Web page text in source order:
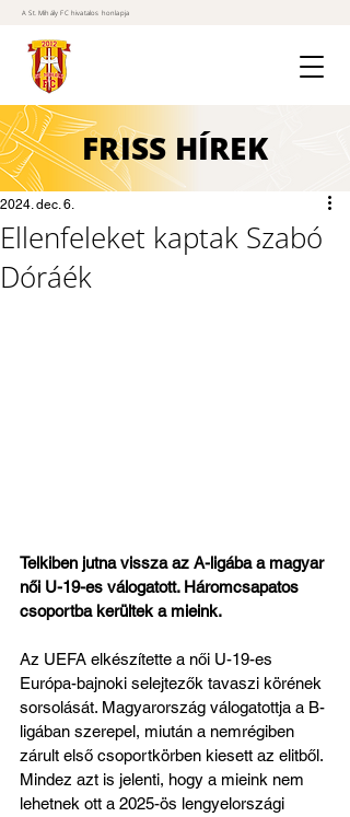
A St. Mihály FC hivatalos honlapja
FRISS HÍREK
Ellenfeleket kaptak Szabó
Dóráék
2024. dec. 6.
Telkiben jutna vissza az A-ligába a magyar
női U-19-es válogatott. Háromcsapatos
csoportba kerültek a mieink.
Az UEFA elkészítette a női U-19-es
Európa-bajnoki selejtezők tavaszi körének
sorsolását. Magyarország válogatottja a B-
ligában szerepel, miután a nemrégiben
zárult első csoportkörben kiesett az elitből.
Mindez azt is jelenti, hogy a mieink nem
lehetnek ott a 2025-ös lengyelországi